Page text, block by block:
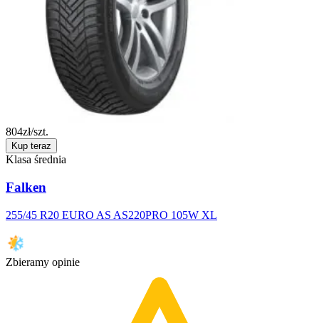
804zł/szt.
Kup teraz
Klasa średnia
Falken
255/45 R20 EURO AS AS220PRO 105W XL
Zbieramy opinie